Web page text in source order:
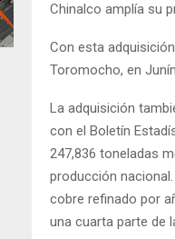
Chinalco amplía su
Con esta
Toromocho, en
La adquisición
con el Boletín
247,836 toneladas
producción
cobre refinado por
una cuarta parte de